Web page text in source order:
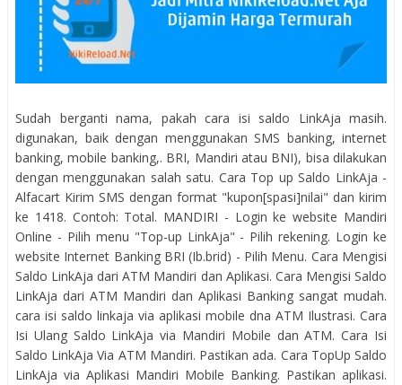
Sudah berganti nama, pakah cara isi saldo LinkAja masih.
digunakan, baik dengan menggunakan SMS banking, internet
banking, mobile banking,. BRI, Mandiri atau BNI), bisa dilakukan
dengan menggunakan salah satu. Cara Top up Saldo LinkAja -
Alfacart Kirim SMS dengan format "kupon[spasi]nilai" dan kirim
ke 1418. Contoh: Total. MANDIRI - Login ke website Mandiri
Online - Pilih menu "Top-up LinkAja" - Pilih rekening. Login ke
website Internet Banking BRI (Ib.brid) - Pilih Menu. Cara Mengisi
Saldo LinkAja dari ATM Mandiri dan Aplikasi. Cara Mengisi Saldo
LinkAja dari ATM Mandiri dan Aplikasi Banking sangat mudah.
cara isi saldo linkaja via aplikasi mobile dna ATM Ilustrasi. Cara
Isi Ulang Saldo LinkAja via Mandiri Mobile dan ATM. Cara Isi
Saldo LinkAja Via ATM Mandiri. Pastikan ada. Cara TopUp Saldo
LinkAja via Aplikasi Mandiri Mobile Banking. Pastikan aplikasi.